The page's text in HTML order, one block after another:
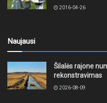
2016-04-26
Naujausi
Šilalės rajone
rekonstravimas
2026-08-09